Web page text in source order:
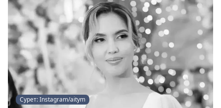
Сурет: Instagram/aitym